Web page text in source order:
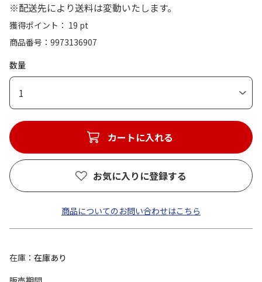
※配送先により送料は変動いたします。
獲得ポイント： 19 pt
商品番号
9973136907
数量
1
カートに入れる
お気に入りに登録する
商品についてのお問い合わせはこちら
在庫
在庫あり